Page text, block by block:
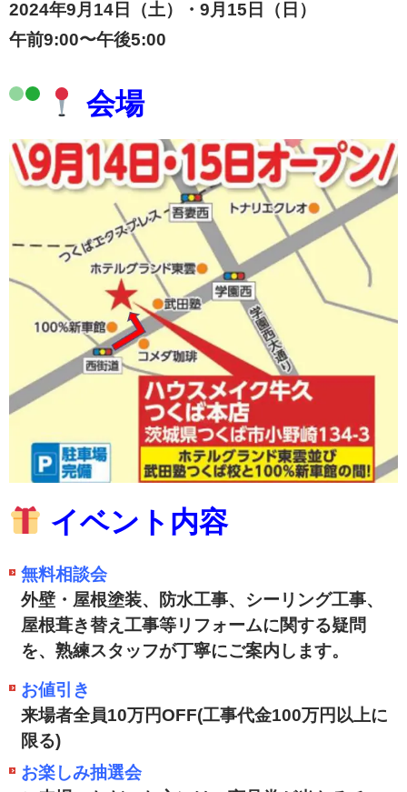
2024年9月14日（土）・9月15日（日）
午前9:00〜午後5:00
会場
イベント内容
無料相談会
外壁・屋根塗装、防水工事、シーリング工事、
屋根葺き替え工事等リフォームに関する疑問
を、熟練スタッフが丁寧にご案内します。
お値引き
来場者全員10万円OFF(工事代金100万円以上に
限る)
お楽しみ抽選会